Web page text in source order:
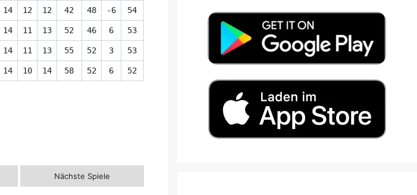
14 12 12 42 48 -6 54
14 11 13 52 46 6 53
14 11 13 55 52 3 53
14 10 14 58 52 6 52
Nächste Spiele